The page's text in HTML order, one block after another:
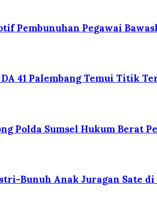
Pembunuhan Pegawai
DA 41 Palembang Temui Titik
Polda Sumsel Hukum Berat
Bunuh Anak Juragan Sate